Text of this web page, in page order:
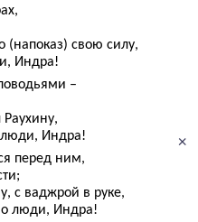
×
(напоказ) свою силу,
Индра!
–
Раухину,
люди, Индра!
перед ним,
с ваджрой в руке,
о люди, Индра!